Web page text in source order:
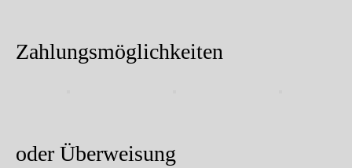
Zahlungsmöglichkeiten
oder Überweisung